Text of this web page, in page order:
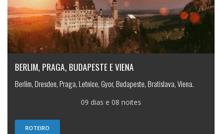
BERLIM, PRAGA, BUDAPESTE E VIENA
Berlim, Dresden, Praga, Letnice, Gyor, Budapeste, Bratislava, Viena.
09 dias e 08 noites
ROTEIRO